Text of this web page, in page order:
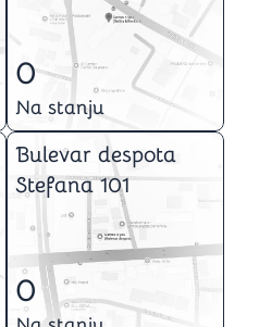
0
Na stanju
Bulevar despota
Stefana 101
0